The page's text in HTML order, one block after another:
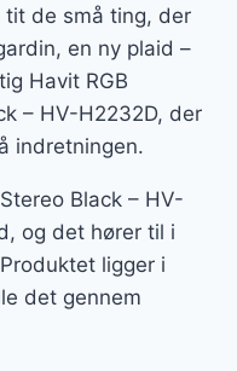
de små ting, der
en ny plaid –
Havit RGB
– HV-H2232D, der
indretningen.
Black – HV-
og det hører til i
ligger i
det gennem